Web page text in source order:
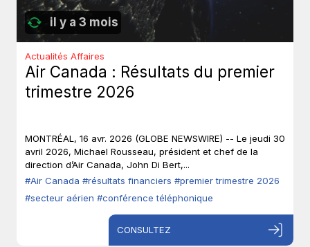
il y a 3 mois
Actualités Affaires
Air Canada : Résultats du premier
trimestre 2026
MONTRÉAL, 16 avr. 2026 (GLOBE NEWSWIRE) -- Le jeudi 30
avril 2026, Michael Rousseau, président et chef de la
direction d’Air Canada, John Di Bert,...
#Air Canada #résultats financiers #premier trimestre 2026
#secteur aérien #conférence téléphonique
CONSULTEZ